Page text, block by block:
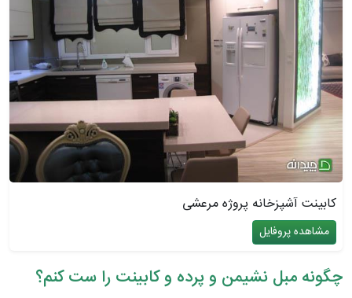
کابینت آشپزخانه پروژه مرعشی
مشاهده پروفایل
چگونه مبل نشیمن و پرده و کابینت را ست کنم؟